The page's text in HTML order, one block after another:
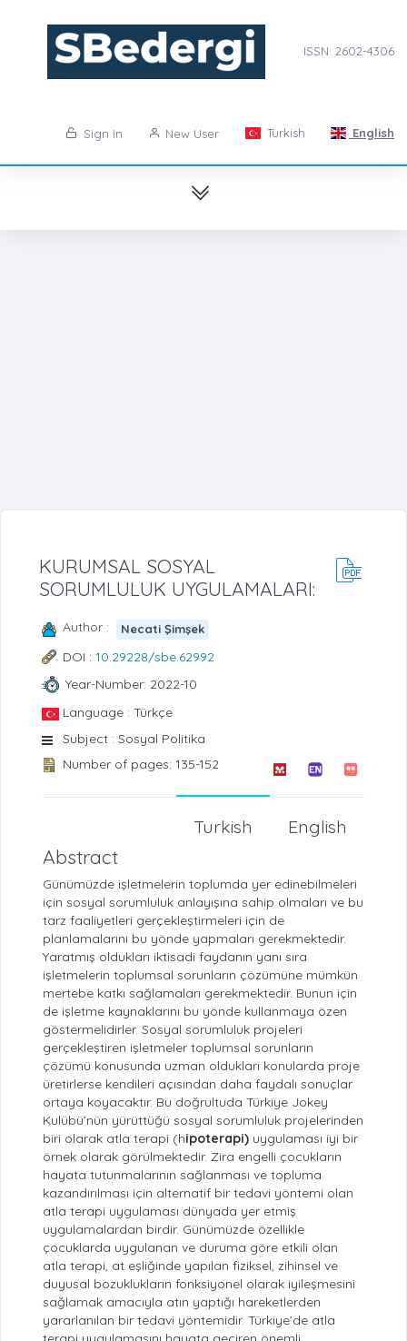
ISSN: 2602-4306
Sign in New User Turkish English
KURUMSAL SOSYAL
SORUMLULUK UYGULAMALARI:
Author : Necati Şimşek
DOI : 10.29228/sbe.62992
Year-Number: 2022-10
Language : Türkçe
Subject : Sosyal Politika
Number of pages: 135-152
English
Turkish
Abstract
Günümüzde işletmelerin toplumda yer edinebilmeleri
için sosyal sorumluluk anlayışına sahip olmaları ve bu
tarz faaliyetleri gerçekleştirmeleri için de
planlamalarını bu yönde yapmaları gerekmektedir.
Yaratmış oldukları iktisadi faydanın yanı sıra
işletmelerin toplumsal sorunların çözümüne mümkün
mertebe katkı sağlamaları gerekmektedir. Bunun için
de işletme kaynaklarını bu yönde kullanmaya özen
göstermelidirler. Sosyal sorumluluk projeleri
gerçekleştiren işletmeler toplumsal sorunların
çözümü konusunda uzman oldukları konularda proje
üretirlerse kendileri açısından daha faydalı sonuçlar
ortaya koyacaktır. Bu doğrultuda Türkiye Jokey
Kulübü’nün yürüttüğü sosyal sorumluluk projelerinden
biri olarak atla terapi (hipoterapi)uygulaması iyi bir
örnek olarak görülmektedir. Zira engelli çocukların
hayata tutunmalarının sağlanması ve topluma
kazandırılması için alternatif bir tedavi yöntemi olan
atla terapi uygulaması dünyada yer etmiş
uygulamalardan birdir. Günümüzde özellikle
çocuklarda uygulanan ve duruma göre etkili olan
atla terapi, at eşliğinde yapılan fiziksel, zihinsel ve
duyusal bozuklukların fonksiyonel olarak iyileşmesini
sağlamak amacıyla atın yaptığı hareketlerden
yararlanılan bir tedavi yöntemidir. Türkiye’de atla